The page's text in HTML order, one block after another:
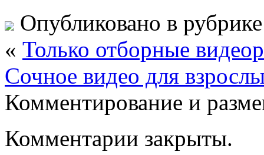
Опубликовано в
« Только отборные
Сочное видео для
Комментирование и
Комментарии закрыты.